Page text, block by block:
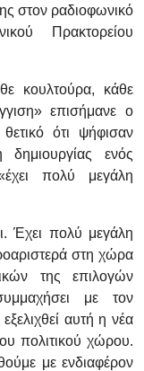
στον ραδιοφωνικό
Πρακτορείου
κουλτούρα, κάθε
επισήμανε ο
ότι ψήφισαν
ενός
πολύ μεγάλη
Έχει πολύ μεγάλη
στη χώρα
της επιλογών
με τον
αυτή η νέα
πολιτικού χώρου.
με ενδιαφέρον